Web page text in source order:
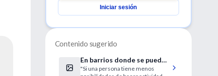
Iniciar sesión
Contenido sugerido
En barrios donde se puede
caminar disminuye el riesgo
"Si una persona tiene menos